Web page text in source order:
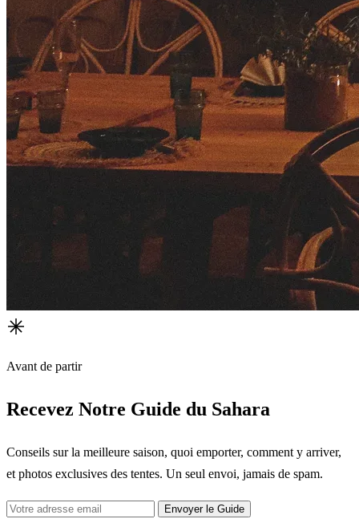
Avant de partir
Recevez Notre Guide du Sahara
Conseils sur la meilleure saison, quoi emporter, comment y arriver,
et photos exclusives des tentes. Un seul envoi, jamais de spam.
Envoyer le Guide